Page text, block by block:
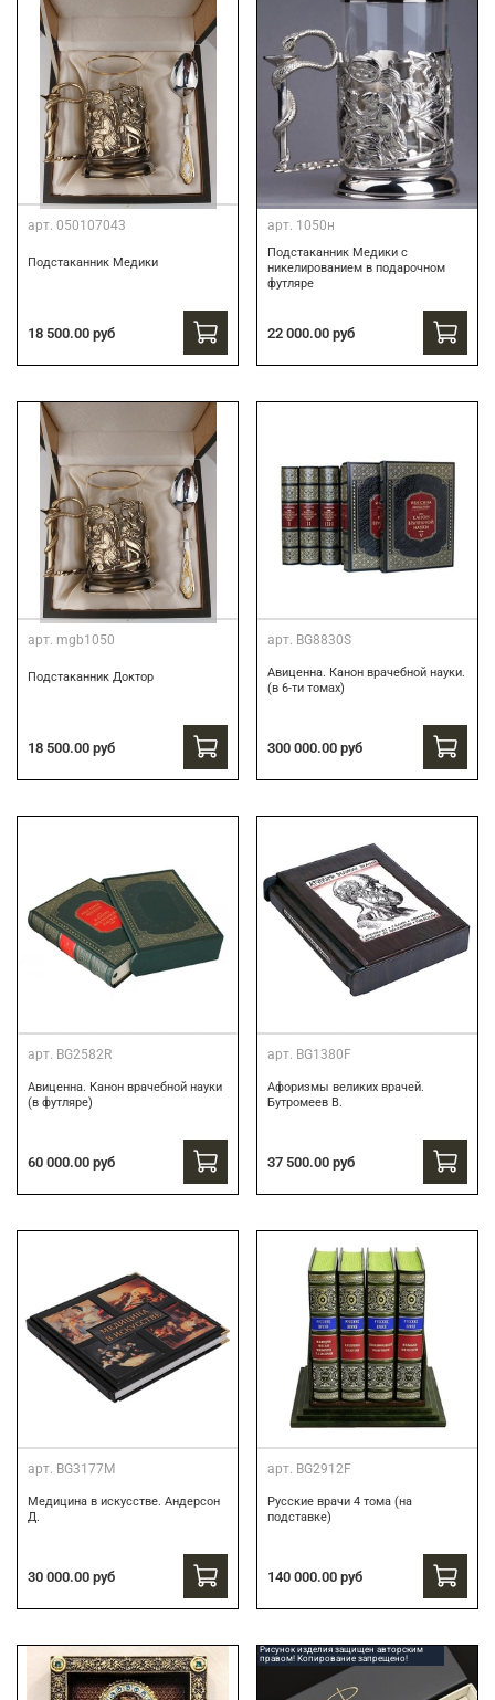
арт. 050107043
Подстаканник Медики
18 500.00 руб
арт. 1050н
Подстаканник Медики с
никелированием в подарочном
футляре
22 000.00 руб
арт. mgb1050
Подстаканник Доктор
18 500.00 руб
арт. BG8830S
Авиценна. Канон врачебной науки.
(в 6-ти томах)
300 000.00 руб
арт. BG2582R
Авиценна. Канон врачебной науки
(в футляре)
60 000.00 руб
арт. BG1380F
Афоризмы великих врачей.
Бутромеев В.
37 500.00 руб
арт. BG3177M
Медицина в искусстве. Андерсон
Д.
30 000.00 руб
арт. BG2912F
Русские врачи 4 тома (на
подставке)
140 000.00 руб
Рисунок изделия защищен авторским
правом! Копирование запрещено!